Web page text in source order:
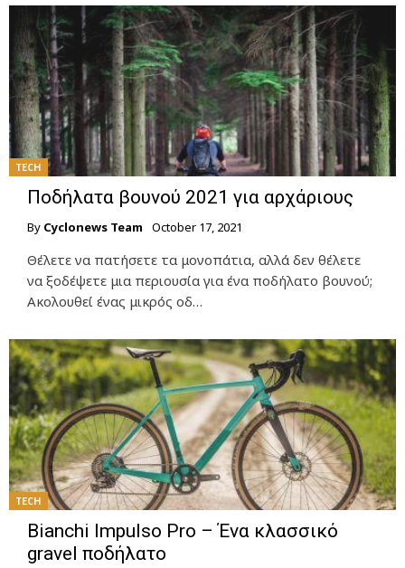
TECH
Ποδήλατα βουνού 2021 για αρχάριους
By Cyclonews Team October 17, 2021
Θέλετε να πατήσετε τα μονοπάτια, αλλά δεν θέλετε
να ξοδέψετε μια περιουσία για ένα ποδήλατο βουνού;
Ακολουθεί ένας μικρός οδ…
TECH
Bianchi Impulso Pro – Ένα κλασσικό
gravel ποδήλατο